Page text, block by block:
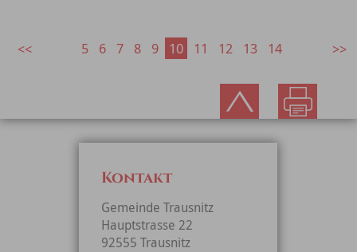
5 6 7 8 9 10 11 12 13 14
Kontakt
Gemeinde Trausnitz
Hauptstrasse 22
92555 Trausnitz